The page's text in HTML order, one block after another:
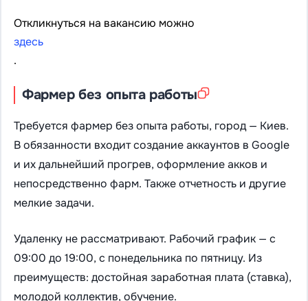
Откликнуться на вакансию можно
здесь
.
Фармер без опыта работы
Требуется фармер без опыта работы, город — Киев.
В обязанности входит создание аккаунтов в Google
и их дальнейший прогрев, оформление акков и
непосредственно фарм. Также отчетность и другие
мелкие задачи.
Удаленку не рассматривают. Рабочий график — с
09:00 до 19:00, с понедельника по пятницу. Из
преимуществ: достойная заработная плата (ставка),
молодой коллектив, обучение.